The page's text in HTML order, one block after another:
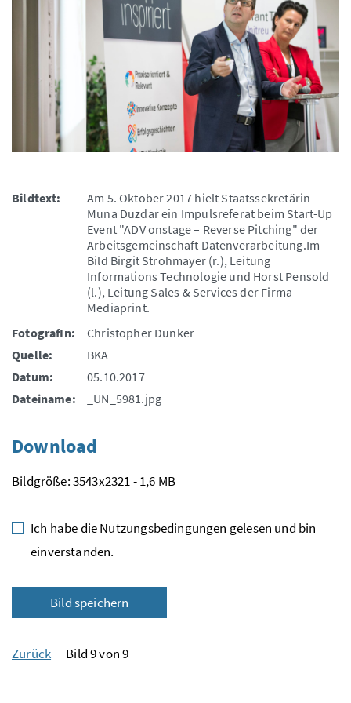
Bildtext:
Am 5. Oktober 2017 hielt Staatssekretärin
Muna Duzdar ein Impulsreferat beim Start-Up
Event "ADV onstage – Reverse Pitching" der
Arbeitsgemeinschaft Datenverarbeitung.Im
Bild Birgit Strohmayer (r.), Leitung
Informations Technologie und Horst Pensold
(l.), Leitung Sales & Services der Firma
Mediaprint.
FotografIn:
Christopher Dunker
Quelle:
BKA
Datum:
05.10.2017
Dateiname:
_UN_5981.jpg
Download
Bildgröße: 3543x2321 - 1,6 MB
Ich habe dieNutzungsbedingungen gelesen und bin
einverstanden.
Bild speichern
Zurück Bild 9 von 9